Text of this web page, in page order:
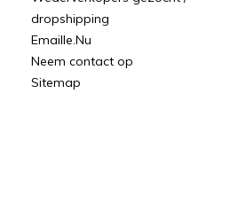
dropshipping
Emaille.Nu
Neem contact op
Sitemap